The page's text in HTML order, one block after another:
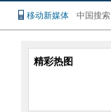
移动新媒体 中国搜索
精彩热图